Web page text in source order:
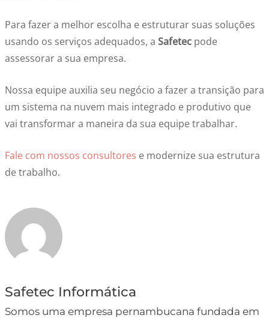
Para fazer a melhor escolha e estruturar suas soluções
usando os serviços adequados, a Safetec pode
assessorar a sua empresa.
Nossa equipe auxilia seu negócio a fazer a transição para
um sistema na nuvem mais integrado e produtivo que
vai transformar a maneira da sua equipe trabalhar.
Fale com nossos consultores e modernize sua estrutura
de trabalho.
Safetec Informática
Somos uma empresa pernambucana fundada em